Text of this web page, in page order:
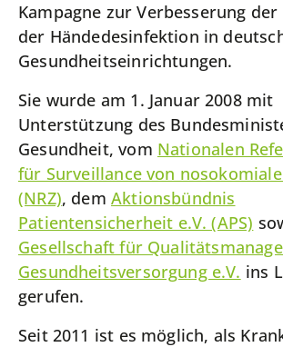
Kampagne zur Verbesserung
der Händedesinfektion in
Gesundheitseinrichtungen.
Sie wurde am 1. Januar 2008 mit
Unterstützung des
Gesundheit, vom Nationalen
für Surveillance von
(NRZ), dem Aktionsbündnis
Patientensicherheit e.V. (APS)
Gesellschaft für
Gesundheitsversorgung e.V. ins
gerufen.
Seit 2011 ist es möglich, als